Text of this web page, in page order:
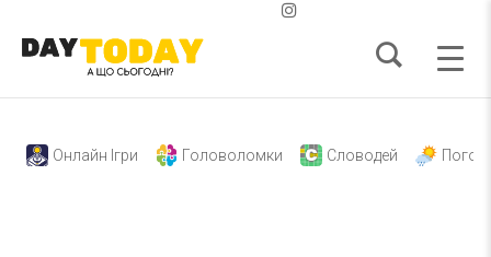
Онлайн Ігри Головоломки Словодей